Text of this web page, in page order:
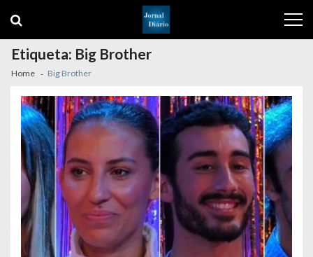
navigation
content
Etiqueta: Big Brother
Home Big Brother